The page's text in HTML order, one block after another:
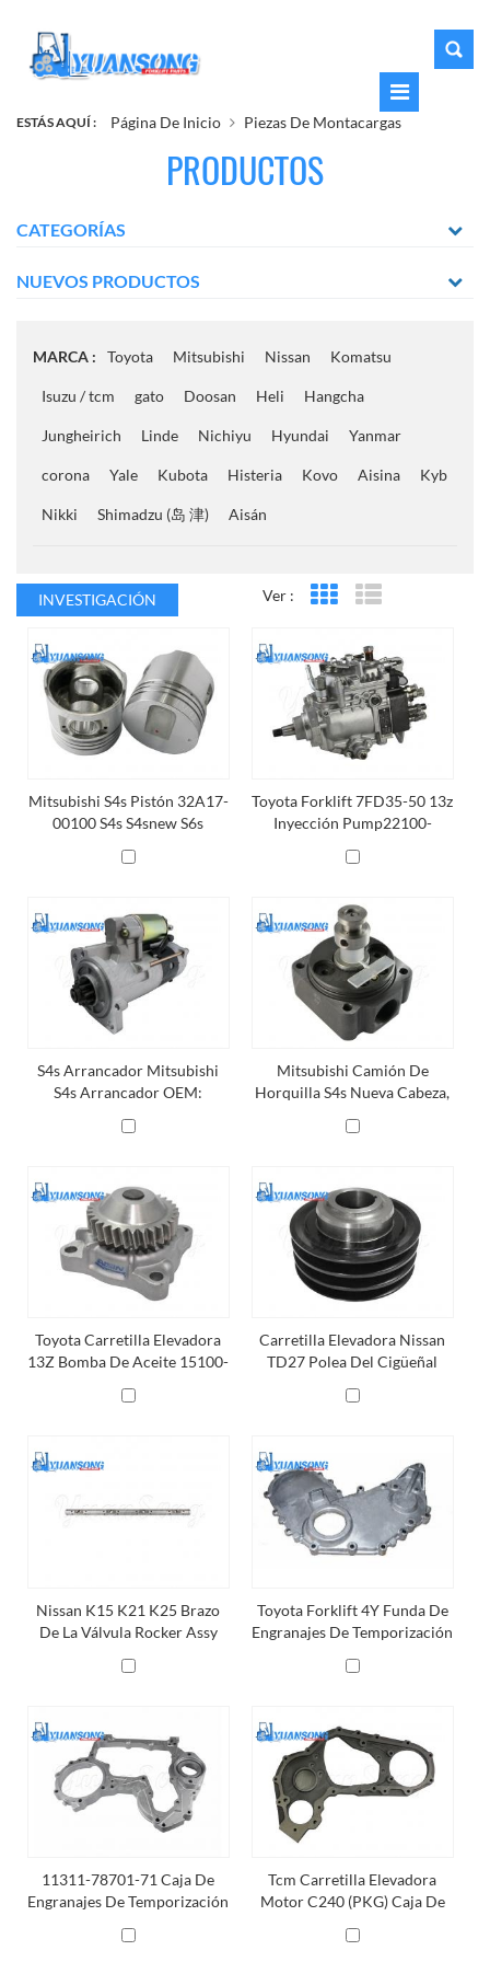
ESTÁS AQUÍ : Página De Inicio Piezas De Montacargas
PRODUCTOS
CATEGORÍAS
NUEVOS PRODUCTOS
MARCA : Toyota Mitsubishi Nissan Komatsu
Isuzu / tcm gato Doosan Heli Hangcha
Jungheirich Linde Nichiyu Hyundai Yanmar
corona Yale Kubota Histeria Kovo Aisina Kyb
Nikki Shimadzu (岛 津) Aisán
INVESTIGACIÓN Ver : Vista en cuadrícula
Mitsubishi S4s Pistón 32A17-
00100 S4s S4snew S6s
Toyota Forklift 7FD35-50 13z
Inyección Pump22100-
S4s Arrancador Mitsubishi
S4s Arrancador OEM:
10100
Mitsubishi Camión De
Horquilla S4s Nueva Cabeza,
Toyota Carretilla Elevadora
13Z Bomba De Aceite 15100-
78332-71 Aisin Bomba De
Aceite Opt-092
Carretilla Elevadora Nissan
TD27 Polea Del Cigüeñal
13203-40k02
Nissan K15 K21 K25 Brazo
De La Válvula Rocker Assy
Toyota Forklift 4Y Funda De
Engranajes De Temporización
11311-78701-71 Caja De
Engranajes De Temporización
Tcm Carretilla Elevadora
Motor C240 (PKG) Caja De
11311-046-0